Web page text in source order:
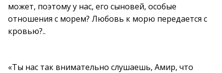
может, поэтому у нас, его сыновей, особые
отношения с морем? Любовь к морю передается с
кровью?..
«Ты нас так внимательно слушаешь, Амир, что